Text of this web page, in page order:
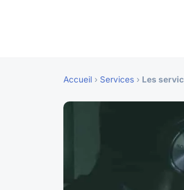
Accueil › Services › Les